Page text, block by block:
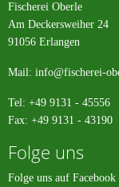
Fischerei Oberle
Am Deckersweiher 24
91056 Erlangen
Mail: info@fischerei-
Tel: +49 9131 - 45556
Fax: +49 9131 - 43190
Folge uns
Folge uns auf